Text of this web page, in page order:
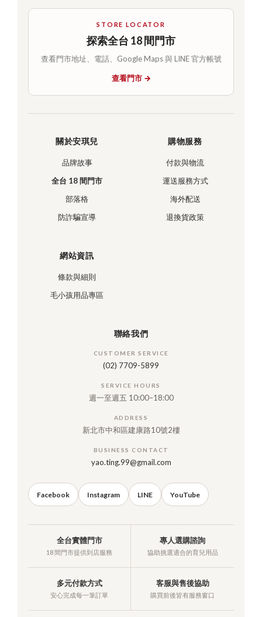
STORE LOCATOR
探索全台 18 間門市
查看門市地址、電話、Google Maps 與 LINE 官方帳號
查看門市 →
關於安琪兒
品牌故事
全台 18 間門市
部落格
防詐騙宣導
購物服務
付款與物流
運送服務方式
海外配送
退換貨政策
網站資訊
條款與細則
毛小孩用品專區
聯絡我們
CUSTOMER SERVICE
(02) 7709-5899
SERVICE HOURS
週一至週五 10:00–18:00
ADDRESS
新北市中和區建康路10號2樓
BUSINESS CONTACT
yao.ting.99@gmail.com
Facebook Instagram LINE YouTube
全台實體門市
18 間門市提供到店服務
專人選購諮詢
協助挑選適合的育兒用品
多元付款方式
安心完成每一筆訂單
客服與售後協助
購買前後皆有服務窗口